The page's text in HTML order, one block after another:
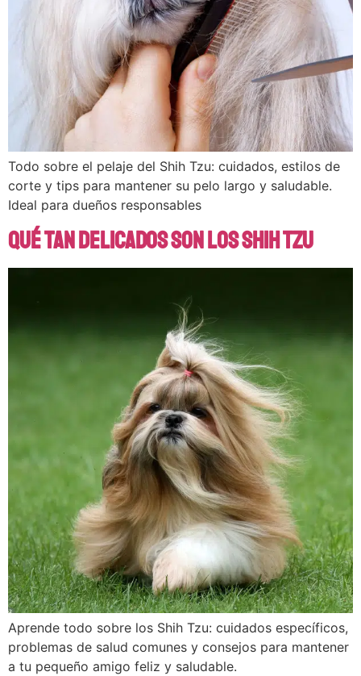
Todo sobre el pelaje del Shih Tzu: cuidados, estilos de
corte y tips para mantener su pelo largo y saludable.
Ideal para dueños responsables
Qué tan delicados son los Shih Tzu
Aprende todo sobre los Shih Tzu: cuidados específicos,
problemas de salud comunes y consejos para mantener
a tu pequeño amigo feliz y saludable.